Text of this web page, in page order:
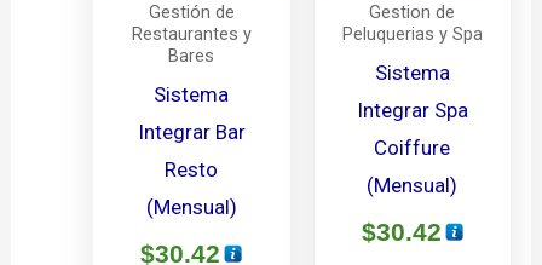
Gestión de
Restaurantes y
Bares
Sistema
Integrar Bar
Resto
(Mensual)
$30.42
Gestion de
Peluquerias y Spa
Sistema
Integrar Spa
Coiffure
(Mensual)
$30.42